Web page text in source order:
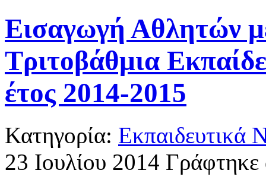
Εισαγωγή Αθλητών
Τριτοβάθμια
έτος 2014-2015
Κατηγορία: Εκπαιδευτικά
23 Ιουλίου 2014 Γράφτηκε